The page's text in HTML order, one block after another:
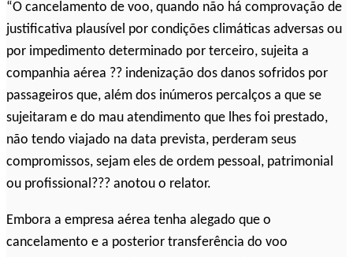
“O cancelamento de voo, quando não há comprovação de
justificativa plausível por condições climáticas adversas ou
por impedimento determinado por terceiro, sujeita a
companhia aérea ?? indenização dos danos sofridos por
passageiros que, além dos inúmeros percalços a que se
sujeitaram e do mau atendimento que lhes foi prestado,
não tendo viajado na data prevista, perderam seus
compromissos, sejam eles de ordem pessoal, patrimonial
ou profissional??? anotou o relator.
Embora a empresa aérea tenha alegado que o
cancelamento e a posterior transferência do voo